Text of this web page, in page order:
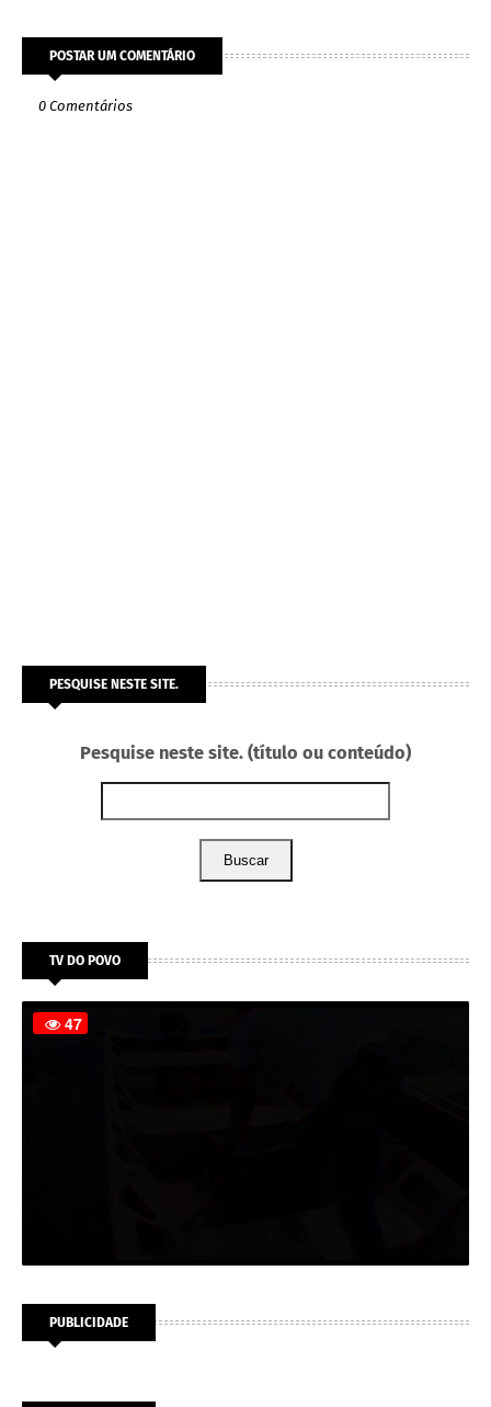
POSTAR UM COMENTÁRIO
0 Comentários
PESQUISE NESTE SITE.
Pesquise neste site. (título ou conteúdo)
Buscar
TV DO POVO
PUBLICIDADE